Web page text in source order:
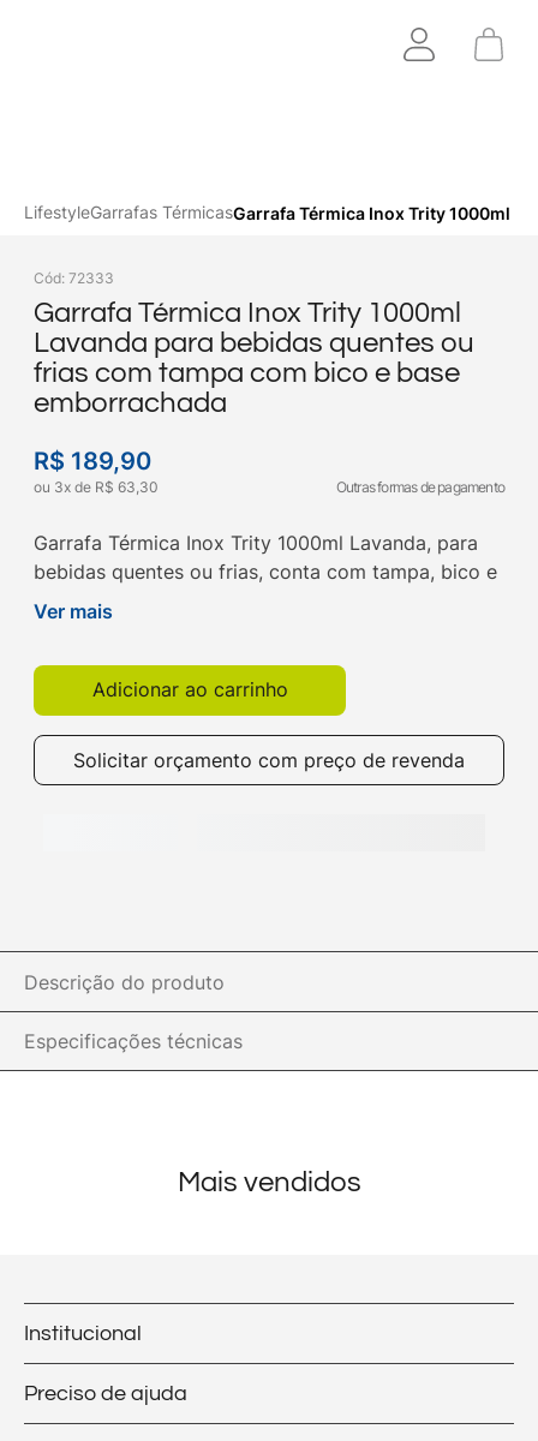
LifestyleGarrafas TérmicasGarrafa Térmica Inox Trity 1000ml
Cód: 72333
Garrafa Térmica Inox Trity 1000ml
Lavanda para bebidas quentes ou
frias com tampa com bico e base
emborrachada
R$ 189,90
ou 3x de R$ 63,30 Outras formas de pagamento
Garrafa Térmica Inox Trity 1000ml Lavanda, para
bebidas quentes ou frias, conta com tampa, bico e
base emborrachada para acompanhar sua rotina.
Ver mais
Adicionar ao carrinho
Solicitar orçamento com preço de revenda
Descrição do produto
Especificações técnicas
Mais vendidos
Institucional
Preciso de ajuda